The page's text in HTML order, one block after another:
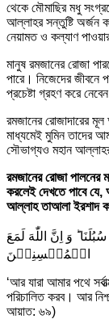
থেকে মৌমাছির মধু
আল্লাহর সন্তুষ্টি অর্জন
নেয়ামত ও কল্যাণ
মানুষ রমজানের রোজা
পারে। নিজেদের জীবনে
প্রচেষ্টা গ্রহণ করে
রমজানের রোজাদারের
মাধ্যমেই মুমিন তাদের
সৌভাগ্যও মহান
রমজানের রোজা পালনের
করলেই দেখতে পাবে
আল্লাহ তাআলা ইরশাদ
وَ اِنَّ اللّٰهَ لَمَعَ
الۡمُحۡسِنِیۡنَ
‘আর যারা আমার পথে
পরিচালিত করব। আর
আয়াত: ৬৯)